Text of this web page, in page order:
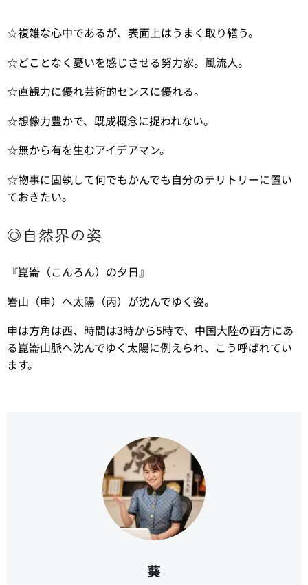
☆複雑な心中であるが、表面上はうまく取り繕う。
☆どことなく憂いを感じさせる努力家。風流人。
☆直観力に優れ芸術的センスに優れる。
☆想像力豊かで、既成概念に捉われない。
☆無から有を生むアイデアマン。
☆物事に固執して何でもかんでも自分のテリトリーに置い
ておきたい。
◎自然界の姿
『崑崙（こんろん）の夕日』
岩山（申）へ太陽（丙）が沈んでゆく姿。
申は方角は西、時間は3時から5時で、中国大陸の西方にあ
る崑崙山脈へ沈んでゆく太陽に例えられ、こう呼ばれてい
ます。
葵